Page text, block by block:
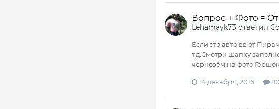
Вопрос + Фото =
Lehamayk73ответил
Если это авто вв от
т.д.Смотри шапку
чернозём на
14 декабря, 2016